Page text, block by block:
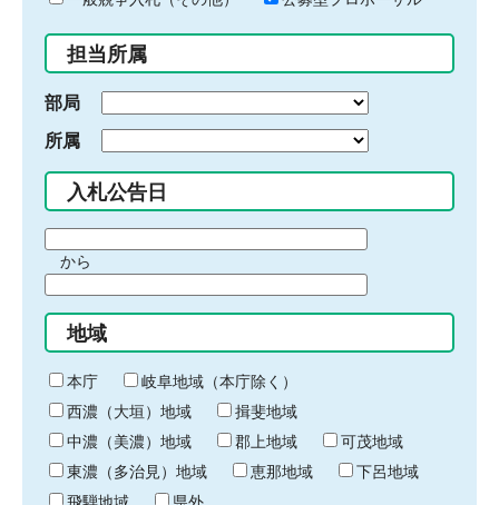
入
力
担当所属
部局
所属
入札公告日
間
始
り
から
間
終
わ
り
地域
本庁
岐阜地域（本庁除く）
西濃（大垣）地域
揖斐地域
中濃（美濃）地域
郡上地域
可茂地域
東濃（多治見）地域
恵那地域
下呂地域